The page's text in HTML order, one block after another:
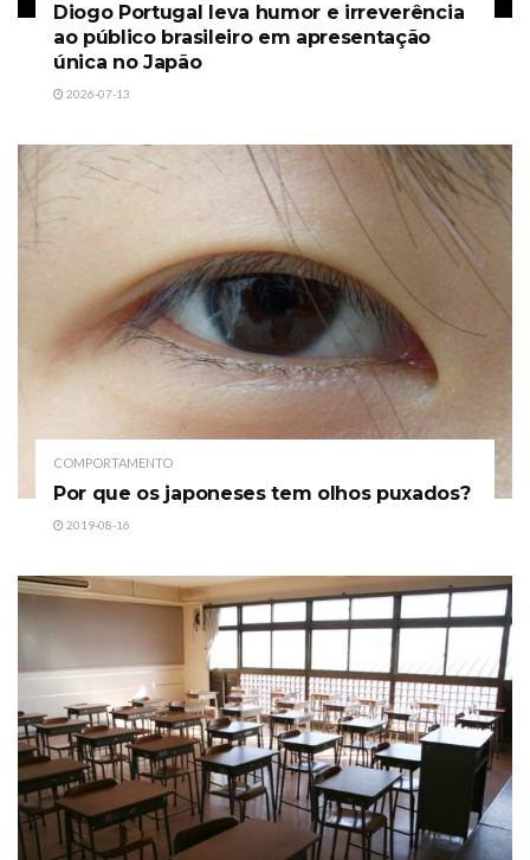
Diogo Portugal leva humor e irreverência
ao público brasileiro em apresentação
única no Japão
2026-07-13
COMPORTAMENTO
Por que os japoneses tem olhos puxados?
2019-08-16